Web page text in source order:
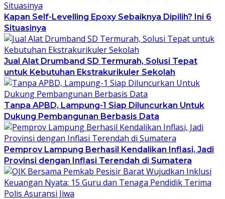
Kapan Self-Levelling Epoxy Sebaiknya Dipilih? Ini 6
Situasinya
Jual Alat Drumband SD Termurah, Solusi Tepat
untuk Kebutuhan Ekstrakurikuler Sekolah
Tanpa APBD, Lampung-1 Siap Diluncurkan Untuk
Dukung Pembangunan Berbasis Data
Pemprov Lampung Berhasil Kendalikan Inflasi, Jadi
Provinsi dengan Inflasi Terendah di Sumatera